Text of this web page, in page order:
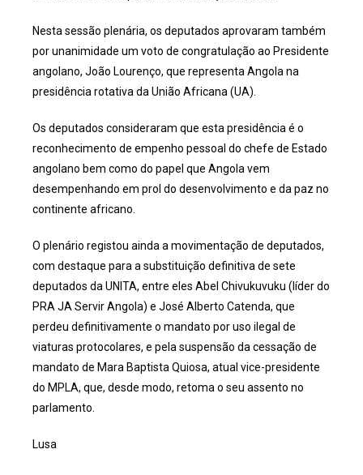
Nesta sessão plenária, os deputados aprovaram também
por unanimidade um voto de congratulação ao Presidente
angolano, João Lourenço, que representa Angola na
presidência rotativa da União Africana (UA).
Os deputados consideraram que esta presidência é o
reconhecimento de empenho pessoal do chefe de Estado
angolano bem como do papel que Angola vem
desempenhando em prol do desenvolvimento e da paz no
continente africano.
O plenário registou ainda a movimentação de deputados,
com destaque para a substituição definitiva de sete
deputados da UNITA, entre eles Abel Chivukuvuku (líder do
PRA JA Servir Angola) e José Alberto Catenda, que
perdeu definitivamente o mandato por uso ilegal de
viaturas protocolares, e pela suspensão da cessação de
mandato de Mara Baptista Quiosa, atual vice-presidente
do MPLA, que, desde modo, retoma o seu assento no
parlamento.
Lusa